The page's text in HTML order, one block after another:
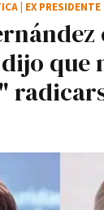
que
EX PRESIDENTE